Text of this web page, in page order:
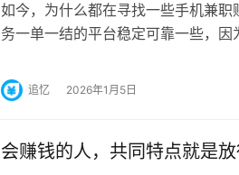
如今，为什么都在寻找一些手机兼
务一单一结的平台稳定可靠一些，
追忆 2026年1月5日
会赚钱的人，共同特点就是